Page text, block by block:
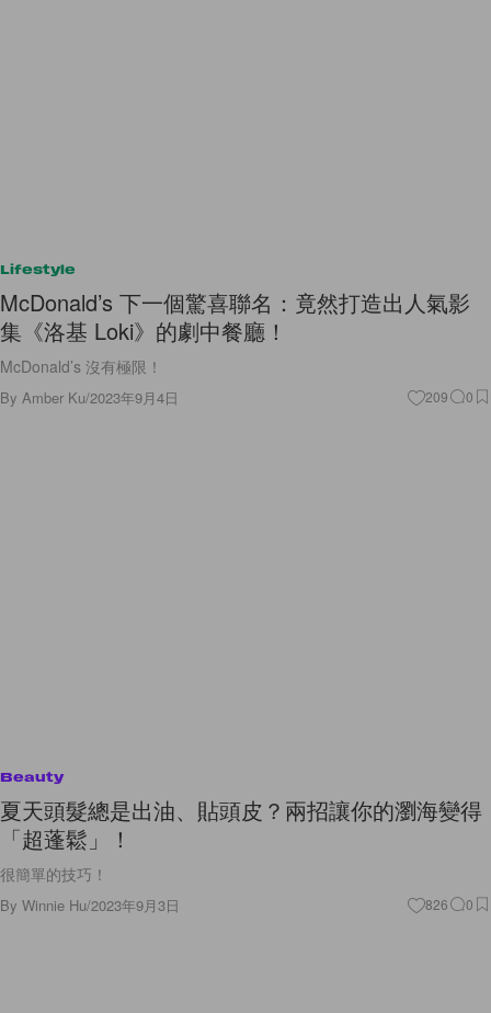
Lifestyle
McDonald’s 下一個驚喜聯名：竟然打造出人氣影
集《洛基 Loki》的劇中餐廳！
McDonald’s 沒有極限！
By Amber Ku/2023年9月4日 209 0
Beauty
夏天頭髮總是出油、貼頭皮？兩招讓你的瀏海變得
「超蓬鬆」！
很簡單的技巧！
By Winnie Hu/2023年9月3日 826 0